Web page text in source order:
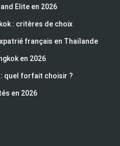
Elite en 2026
: critères de choix
français en Thaïlande
en 2026
quel forfait choisir ?
en 2026